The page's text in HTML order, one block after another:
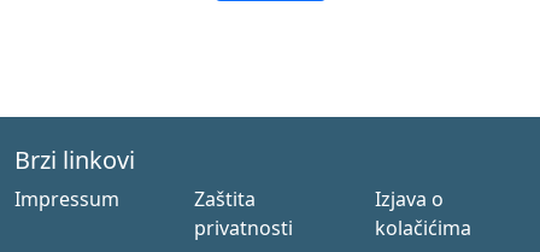
Brzi linkovi
Impressum
Zaštita
privatnosti
Izjava o
kolačićima